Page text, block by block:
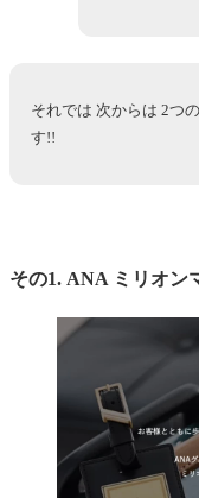
それでは 次からは 2つ
す!!
その1. ANA ミリオン